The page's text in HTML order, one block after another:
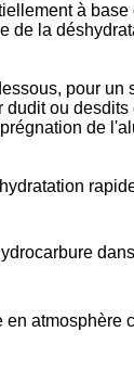
à
la
pour
ou
de
en atmosphère